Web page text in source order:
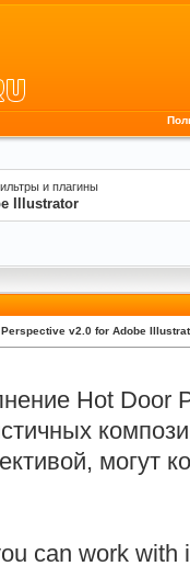
и плагины
Illustrator
Perspective v2.0 for Adobe
Hot Door
могут
can work with